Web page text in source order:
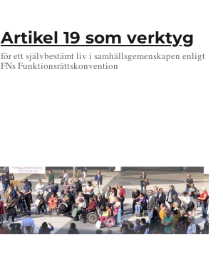
Artikel 19 som verktyg
för ett självbestämt liv i samhällsgemenskapen enligt
FNs Funktionsrättskonvention